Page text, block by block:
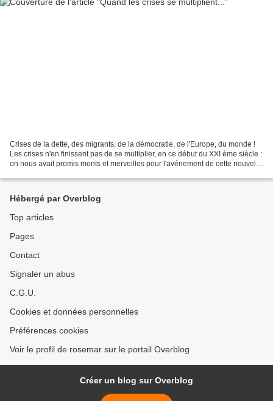
Crises de la dette, des migrants, de la démocratie, de l'Europe, du monde !
Les crises n'en finissent pas de se multiplier, en ce début du XXI ème siècle :
on nous avait promis monts et merveilles pour l'avénement de cette nouvelle
Hébergé par Overblog
Top articles
Pages
Contact
Signaler un abus
C.G.U.
Cookies et données personnelles
Préférences cookies
Voir le profil de rosemar sur le portail Overblog
Créer un blog sur Overblog